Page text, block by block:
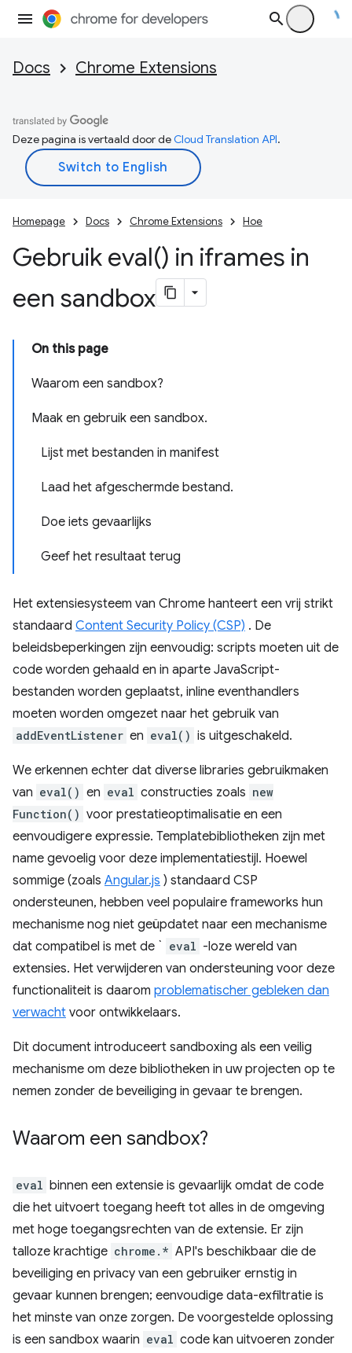
Docs Chrome Extensions
Deze pagina is vertaald door deCloud Translation API.
Homepage Docs Chrome Extensions Hoe
Gebruik eval() in iframes in
een sandbox
On this page
Waarom een ​​sandbox?
Maak en gebruik een sandbox.
Lijst met bestanden in manifest
Laad het afgeschermde bestand.
Doe iets gevaarlijks
Geef het resultaat terug
Het extensiesysteem van Chrome hanteert een vrij strikt
standaard Content Security Policy (CSP) . De
beleidsbeperkingen zijn eenvoudig: scripts moeten uit de
code worden gehaald en in aparte JavaScript-
bestanden worden geplaatst, inline eventhandlers
moeten worden omgezet naar het gebruik van
addEventListener en eval() is uitgeschakeld.
We erkennen echter dat diverse libraries gebruikmaken
van eval() en eval constructies zoals new
Function() voor prestatieoptimalisatie en een
eenvoudigere expressie. Templatebibliotheken zijn met
name gevoelig voor deze implementatiestijl. Hoewel
sommige (zoals Angular.js ) standaard CSP
ondersteunen, hebben veel populaire frameworks hun
mechanisme nog niet geüpdatet naar een mechanisme
dat compatibel is met de ` eval -loze wereld van
extensies. Het verwijderen van ondersteuning voor deze
functionaliteit is daarom problematischer gebleken dan
verwacht voor ontwikkelaars.
Dit document introduceert sandboxing als een veilig
mechanisme om deze bibliotheken in uw projecten op te
nemen zonder de beveiliging in gevaar te brengen.
Waarom een ​​sandbox?
eval binnen een extensie is gevaarlijk omdat de code
die het uitvoert toegang heeft tot alles in de omgeving
met hoge toegangsrechten van de extensie. Er zijn
talloze krachtige chrome.* API's beschikbaar die de
beveiliging en privacy van een gebruiker ernstig in
gevaar kunnen brengen; eenvoudige data-exfiltratie is
het minste van onze zorgen. De voorgestelde oplossing
is een sandbox waarin eval code kan uitvoeren zonder